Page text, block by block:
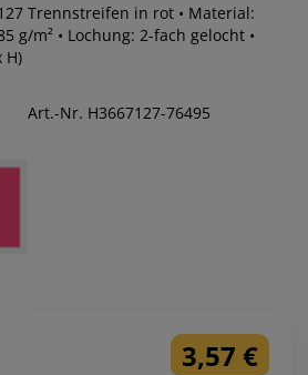
Trennstreifen in rot • Material:
g/m² • Lochung: 2-fach gelocht •
H)
Art.-Nr. H3667127-76495
3,57 €